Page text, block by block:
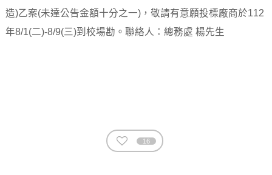
造)乙案(未達公告金額十分之一)，敬請有意願投標廠商於112
年8/1(二)-8/9(三)到校場勘。聯絡人：總務處 楊先生
16